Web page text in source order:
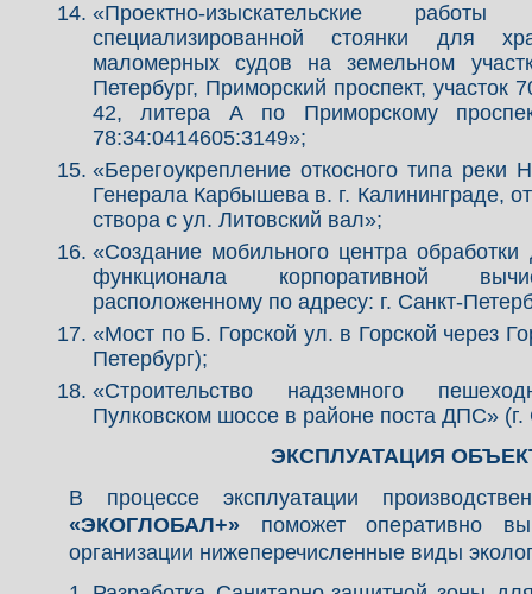
«Проектно-изыскательские
специализированной стоянки для
маломерных судов на земельном
Петербург, Приморский проспект, участок
42, литера А по Приморскому
78:34:0414605:3149»;
«Берегоукрепление откосного типа реки
Генерала Карбышева в. г. Калининграде,
створа с ул. Литовский вал»;
«Создание мобильного центра
функционала корпоративной
расположенному по адресу: г. Санкт-
«Мост по Б. Горской ул. в Горской через
Петербург);
«Строительство надземного
Пулковском шоссе в районе поста ДПС» (г.
ЭКСПЛУАТАЦИЯ
В процессе эксплуатации
«ЭКОГЛОБАЛ+» поможет оперативно
организации нижеперечисленные виды